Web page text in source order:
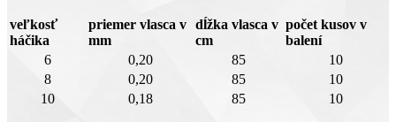
veľkosť
háčika
priemer vlasca v
mm
dĺžka vlasca v
cm
počet kusov v
balení
6
0,20 85
10
8
0,20 85
10
10
0,18 85 10